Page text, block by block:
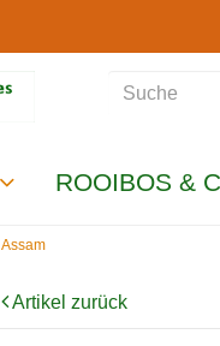
ROOIBOS &
Assam
Artikel zurück